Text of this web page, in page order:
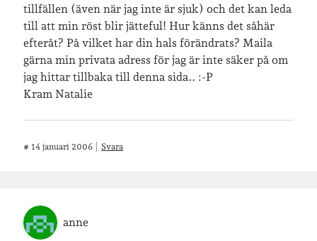
tillfällen (även när jag inte är sjuk) och det kan leda
till att min röst blir jätteful! Hur känns det såhär
efteråt? På vilket har din hals förändrats? Maila
gärna min privata adress för jag är inte säker på om
jag hittar tillbaka till denna sida.. :-P
Kram Natalie
# 14 januari 2006 Svara
anne